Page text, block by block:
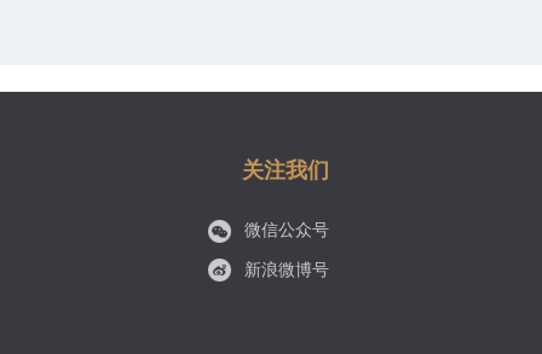
关注我们
微信公众号
新浪微博号